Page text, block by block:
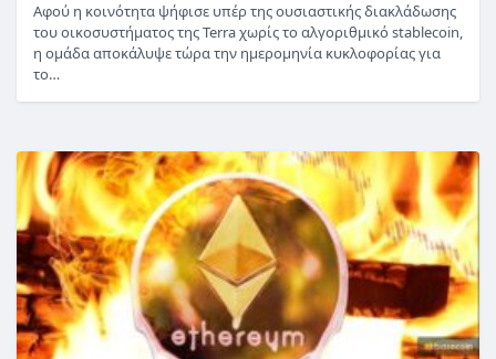
Αφού η κοινότητα ψήφισε υπέρ της ουσιαστικής διακλάδωσης
του οικοσυστήματος της Terra χωρίς το αλγοριθμικό stablecoin,
η ομάδα αποκάλυψε τώρα την ημερομηνία κυκλοφορίας για
το…